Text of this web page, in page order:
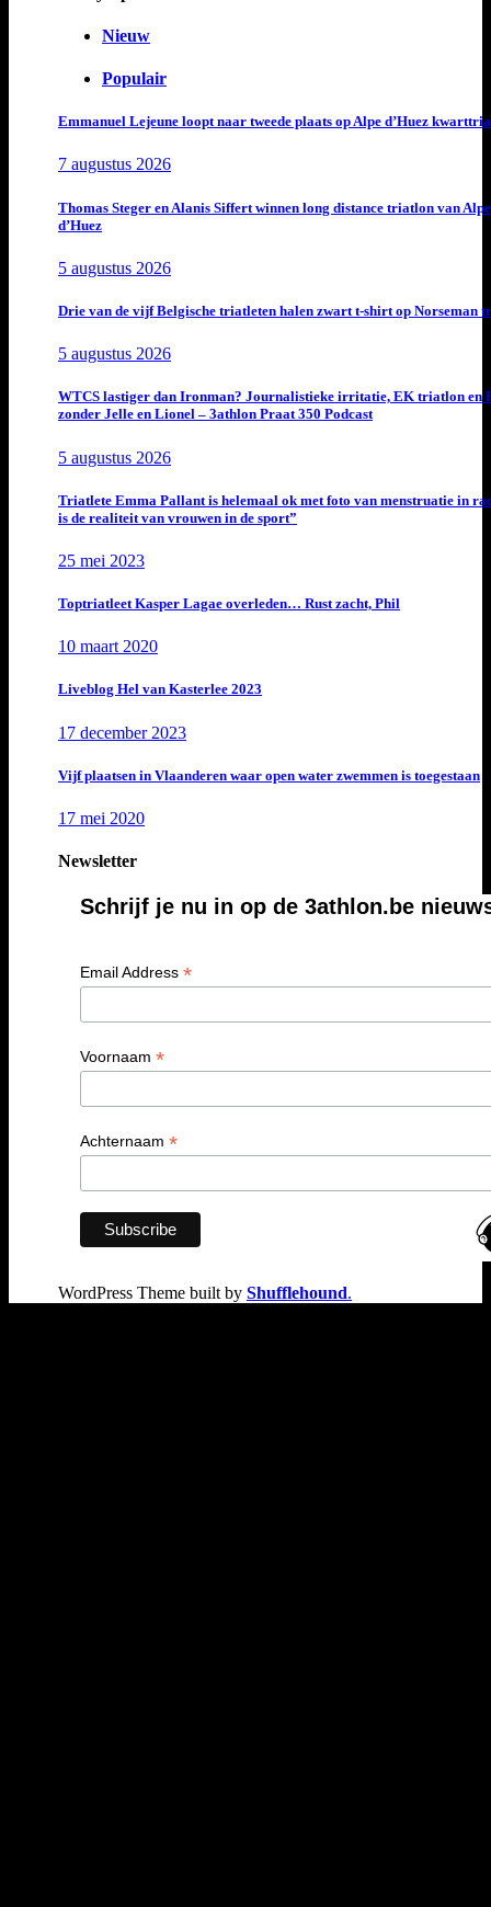
Nieuw
Populair
Emmanuel Lejeune loopt naar tweede plaats op Alpe d’Huez
7 augustus 2026
Thomas Steger en Alanis Siffert winnen long distance triatlon van Alpe
d’Huez
5 augustus 2026
Drie van de vijf Belgische triatleten halen zwart t-shirt op Norseman
5 augustus 2026
WTCS lastiger dan Ironman? Journalistieke irritatie, EK triatlon en
zonder Jelle en Lionel – 3athlon Praat 350 Podcast
5 augustus 2026
Triatlete Emma Pallant is helemaal ok met foto van menstruatie in
is de realiteit van vrouwen in de sport”
25 mei 2023
Toptriatleet Kasper Lagae overleden… Rust zacht, Phil
10 maart 2020
Liveblog Hel van Kasterlee 2023
17 december 2023
Vijf plaatsen in Vlaanderen waar open water zwemmen is toegestaan
17 mei 2020
Newsletter
Schrijf je nu in op de 3athlon.be
Email Address *
Voornaam *
Achternaam *
WordPress Theme built by Shufflehound.